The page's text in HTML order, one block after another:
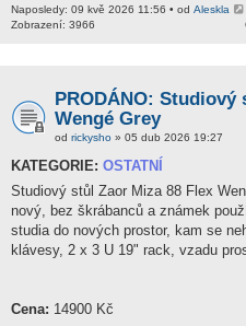
Naposledy: 09 kvě 2026 11:56 • od Aleskla
Zobrazení: 3966
PRODÁNO: Studiový
Wengé Grey
od rickysho » 05 dub 2026 19:27
KATEGORIE: OSTATNÍ
Studiový stůl Zaor Miza 88 Flex
nový, bez škrábanců a známek
studia do nových prostor, kam se
klávesy, 2 x 3 U 19" rack, vzadu
Cena: 14900 Kč